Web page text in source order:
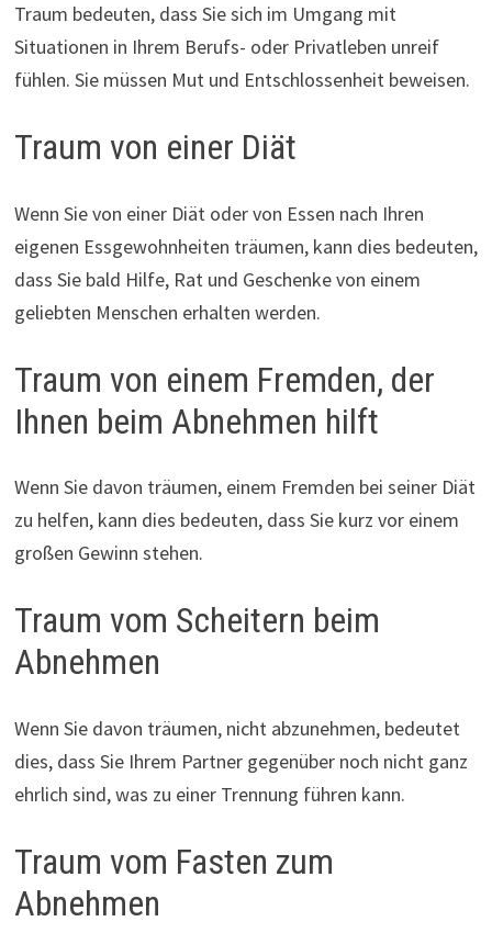
Traum bedeuten, dass Sie sich im Umgang mit
Situationen in Ihrem Berufs- oder Privatleben unreif
fühlen. Sie müssen Mut und Entschlossenheit beweisen.
Traum von einer Diät
Wenn Sie von einer Diät oder von Essen nach Ihren
eigenen Essgewohnheiten träumen, kann dies bedeuten,
dass Sie bald Hilfe, Rat und Geschenke von einem
geliebten Menschen erhalten werden.
Traum von einem Fremden, der
Ihnen beim Abnehmen hilft
Wenn Sie davon träumen, einem Fremden bei seiner Diät
zu helfen, kann dies bedeuten, dass Sie kurz vor einem
großen Gewinn stehen.
Traum vom Scheitern beim
Abnehmen
Wenn Sie davon träumen, nicht abzunehmen, bedeutet
dies, dass Sie Ihrem Partner gegenüber noch nicht ganz
ehrlich sind, was zu einer Trennung führen kann.
Traum vom Fasten zum
Abnehmen